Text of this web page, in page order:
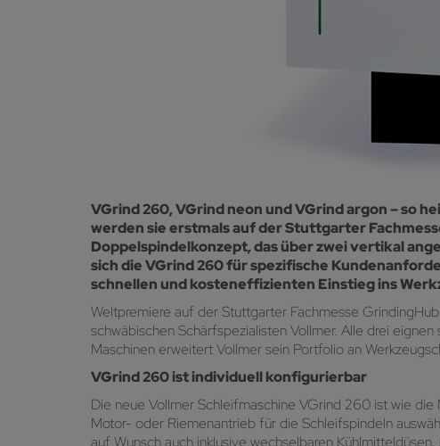
VGrind 260, VGrind neon und VGrind argon – so
werden sie erstmals auf der Stuttgarter
Doppelspindelkonzept, das über zwei vertikal
sich die VGrind 260 für spezifische
schnellen und kosteneffizienten Einstieg ins
Weltpremiere auf der Stuttgarter Fachmesse
schwäbischen Schärfspezialisten Vollmer. Alle drei
Maschinen erweitert Vollmer sein Portfolio an
VGrind 260 ist individuell konfigurierbar
Die neue Vollmer Schleifmaschine VGrind 260 ist wie
Motor- oder Riemenantrieb für die Schleifspindeln
auf Wunsch auch inklusive wechselbaren